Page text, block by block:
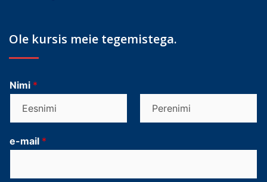
Ole kursis meie tegemistega.
Nimi *
r
e-mail *